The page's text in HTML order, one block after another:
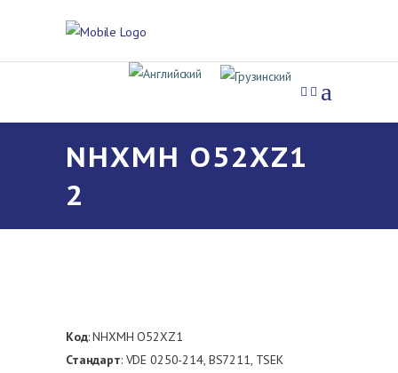
NHXMH O52XZ1
2
Код: NHXMH O52XZ1
Стандарт: VDE 0250-214, BS7211, TSEK